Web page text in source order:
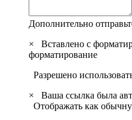
Дополнительно
×
Вставлено с
форматирование
Разрешено
×
Ваша ссылка была
Отображать как